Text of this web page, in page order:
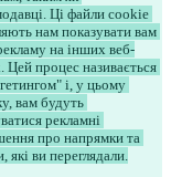
Ці файли cookie
нам показувати вам
на інших веб-
Цей процес називається
і, у цьому
вам будуть
рекламні
про напрямки та
які ви переглядали.